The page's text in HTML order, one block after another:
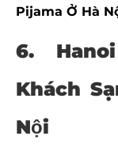
Pijama Ở Hà
6.
Khách
Nội